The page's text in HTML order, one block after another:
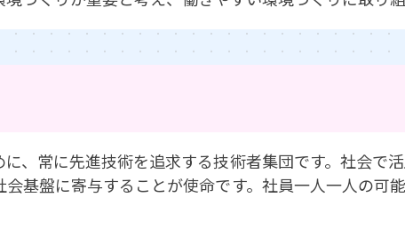
、常に先進技術を追求する技術者集団です。社会で
基盤に寄与することが使命です。社員一人一人の可